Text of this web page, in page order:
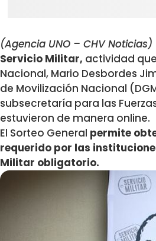
(Agencia UNO – CHV Noticias)
Servicio Militar, actividad
Nacional, Mario Desbordes
de Movilización Nacional
subsecretaría para las
estuvieron de manera online.
El Sorteo General permite
requerido por las
Militar obligatorio.